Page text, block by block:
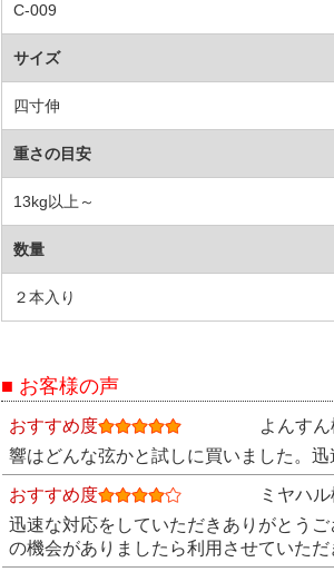
C-009
サイズ
四寸伸
重さの目安
13kg以上～
数量
２本入り
■ お客様の声
おすすめ度 よんすん
響はどんな弦かと試しに買いました。
おすすめ度 ミヤハル
迅速な対応をしていただきありがとう
の機会がありましたら利用させていただ